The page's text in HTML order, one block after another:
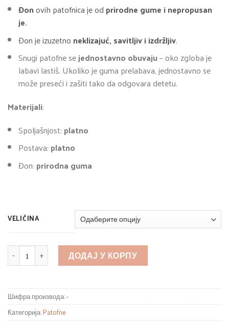
Đonovih patofnica je od prirodne gume inepropusan
je.
Đon je izuzetno neklizajuć, savitljiv i izdržljiv.
Snugi patofne sejednostavno obuvaju– oko zgloba je
labavi lastiš. Ukoliko je guma prelabava, jednostavno se
može preseći i zašiti tako da odgovara detetu.
Materijali:
Spoljašnjost: platno
Postava: platno
Đon: prirodna guma
VELIČINA
КОЛИЧИНА ДОДАЈ У КОРПУ
Шифра производа:-
Категорија:Patofne